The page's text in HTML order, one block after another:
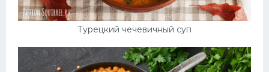
Турецкий чечевичный суп